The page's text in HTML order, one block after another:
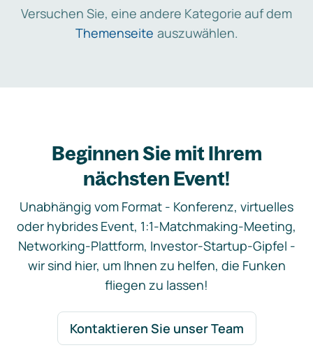
Versuchen Sie, eine andere Kategorie auf dem
Themenseite auszuwählen.
Beginnen Sie mit Ihrem
nächsten Event!
Unabhängig vom Format - Konferenz, virtuelles
oder hybrides Event, 1:1-Matchmaking-Meeting,
Networking-Plattform, Investor-Startup-Gipfel -
wir sind hier, um Ihnen zu helfen, die Funken
fliegen zu lassen!
Kontaktieren Sie unser Team